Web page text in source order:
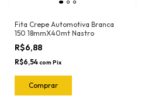
Fita Crepe Automotiva Branca
150 18mmX40mt Nastro
R$6,88
R$6,54com Pix